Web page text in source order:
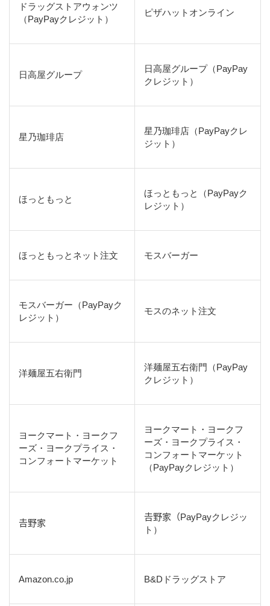
ドラッグストアウォンツ
（PayPayクレジット）
ピザハットオンライン
日高屋グループ
日高屋グループ（PayPay
クレジット）
星乃珈琲店
星乃珈琲店（PayPayクレ
ジット）
ほっともっと
ほっともっと（PayPayク
レジット）
ほっともっとネット注文 モスバーガー
モスバーガー（PayPayク
レジット）
モスのネット注文
洋麺屋五右衛門
洋麺屋五右衛門（PayPay
クレジット）
ヨークマート・ヨークフ
ーズ・ヨークプライス・
コンフォートマーケット
ヨークマート・ヨークフ
ーズ・ヨークプライス・
コンフォートマーケット
（PayPayクレジット）
𠮷野家
𠮷野家（PayPayクレジッ
ト）
Amazon.co.jp B&Dドラッグストア